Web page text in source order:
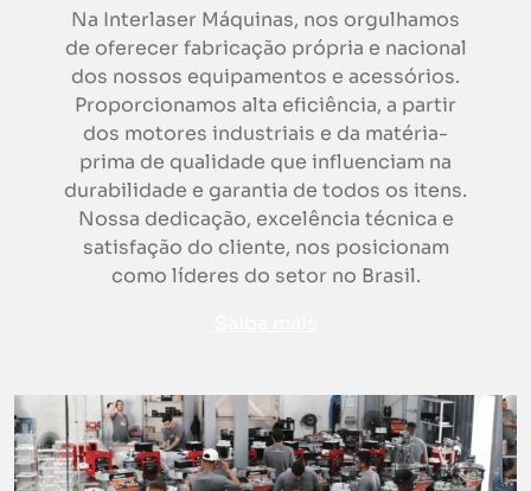
Na Interlaser Máquinas, nos orgulhamos
de oferecer fabricação própria e nacional
dos nossos equipamentos e acessórios.
Proporcionamos alta eficiência, a partir
dos motores industriais e da matéria-
prima de qualidade que influenciam na
durabilidade e garantia de todos os itens.
Nossa dedicação, excelência técnica e
satisfação do cliente, nos posicionam
como líderes do setor no Brasil.